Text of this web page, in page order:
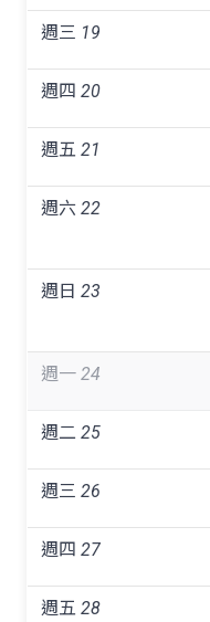
週三 19
週四 20
週五 21
週六 22
週日 23
週一 24
週二 25
週三 26
週四 27
週五 28